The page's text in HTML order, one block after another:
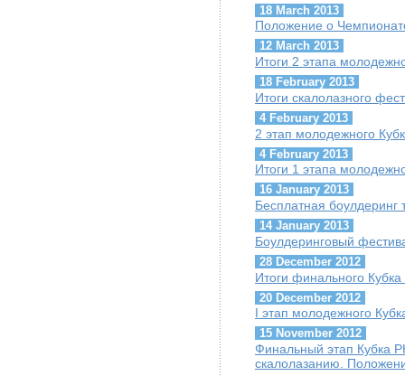
18 March 2013
Положение о
12 March 2013
Итоги 2 этапа
18 February 2013
Итоги скалолазного
4 February 2013
2 этап молодежного
4 February 2013
Итоги 1 этапа
16 January 2013
Бесплатная боулдеринг
14 January 2013
Боулдеринговый
28 December 2012
Итоги финального
20 December 2012
I этап молодежного
15 November 2012
Финальный этап Кубка
скалолазанию.